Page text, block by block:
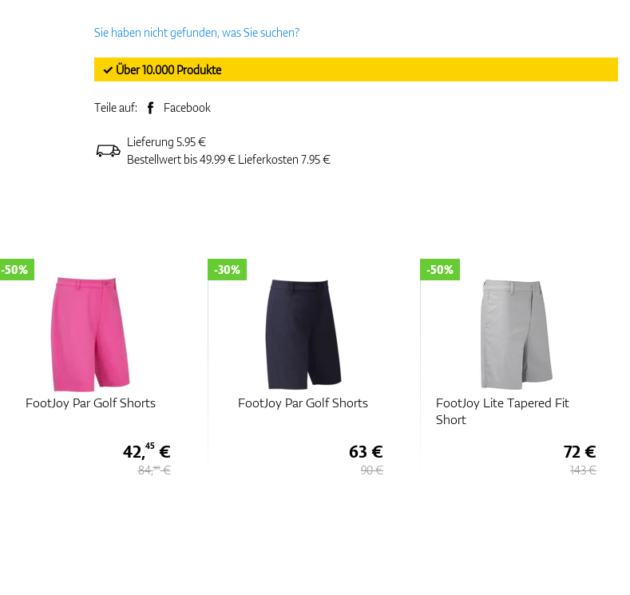
Sie haben nicht gefunden, was Sie suchen?
✓ Über 10.000 Produkte
Teile auf: Facebook
Lieferung 5.95 €
Bestellwert bis 49.99 € Lieferkosten 7.95 €
FootJoy Par Golf Shorts
-50%
42,45€
84,90€
FootJoy Par Golf Shorts
-30%
63 €
90 €
FootJoy Lite Tapered Fit
Short
-50%
72 €
143 €